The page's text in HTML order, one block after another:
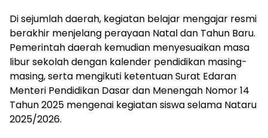
Di sejumlah daerah, kegiatan belajar mengajar resmi
berakhir menjelang perayaan Natal dan Tahun Baru.
Pemerintah daerah kemudian menyesuaikan masa
libur sekolah dengan kalender pendidikan masing-
masing, serta mengikuti ketentuan Surat Edaran
Menteri Pendidikan Dasar dan Menengah Nomor 14
Tahun 2025 mengenai kegiatan siswa selama Nataru
2025/2026.